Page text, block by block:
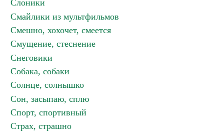
Слоники
Смайлики из мультфильмов
Смешно, хохочет, смеется
Смущение, стеснение
Снеговики
Собака, собаки
Солнце, солнышко
Сон, засыпаю, сплю
Спорт, спортивный
Страх, страшно